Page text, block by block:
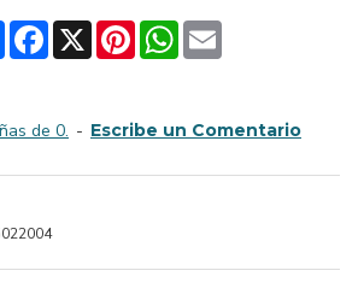
ShareFacebook
X PinterestWhatsApp
Email
de 0. - Escribe un Comentario